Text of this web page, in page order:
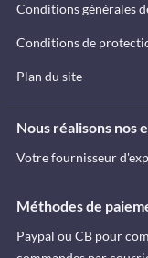
Conditions générales
Conditions de
Plan du site
Nous réalisons nos
Votre fournisseur
Méthodes de
Paypal ou CB pour